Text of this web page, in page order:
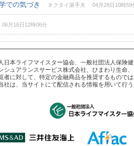
での気づき ネクタイ派手夫 04月28日10時59
月16日12時06分
日本ライフマイスター協会、一般社団法人保
シュアランスサービス株式会社、ひまわり生命
者に対して、特定の金融商品を推奨するもので
社は、当サイトにて配信される情報を用いて行